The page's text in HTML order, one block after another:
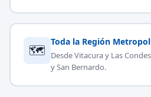
🗺
Toda la Región
Desde Vitacura y Las
y San Bernardo.